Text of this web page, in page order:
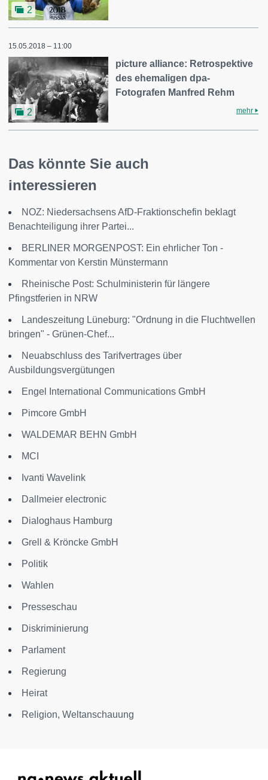
2
15.05.2018 – 11:00
2
picture alliance: Retrospektive
des ehemaligen dpa-
Fotografen Manfred Rehm
mehr
Das könnte Sie auch
interessieren
NOZ: Niedersachsens AfD-Fraktionschefin beklagt
Benachteiligung ihrer Partei...
BERLINER MORGENPOST: Ein ehrlicher Ton -
Kommentar von Kerstin Münstermann
Rheinische Post: Schulministerin für längere
Pfingstferien in NRW
Landeszeitung Lüneburg: "Ordnung in die Fluchtwellen
bringen" - Grünen-Chef...
Neuabschluss des Tarifvertrages über
Ausbildungsvergütungen
Engel International Communications GmbH
Pimcore GmbH
WALDEMAR BEHN GmbH
MCI
Ivanti Wavelink
Dallmeier electronic
Dialoghaus Hamburg
Grell & Kröncke GmbH
Politik
Wahlen
Presseschau
Diskriminierung
Parlament
Regierung
Heirat
Religion, Weltanschauung